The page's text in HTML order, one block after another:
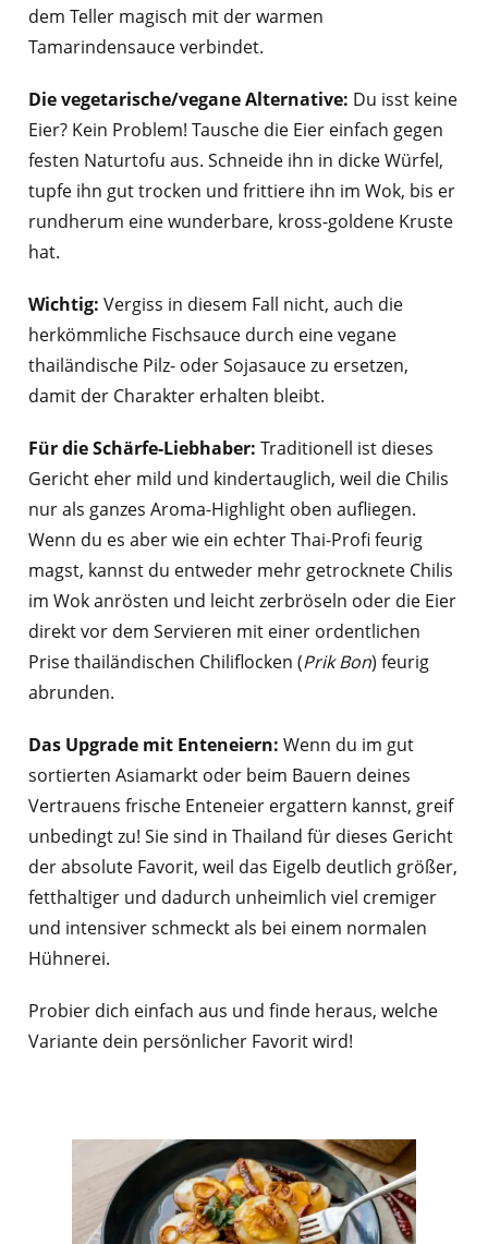
dem Teller magisch mit der warmen
Tamarindensauce verbindet.
Die vegetarische/vegane Alternative: Du isst keine
Eier? Kein Problem! Tausche die Eier einfach gegen
festen Naturtofu aus. Schneide ihn in dicke Würfel,
tupfe ihn gut trocken und frittiere ihn im Wok, bis er
rundherum eine wunderbare, kross-goldene Kruste
hat.
Wichtig: Vergiss in diesem Fall nicht, auch die
herkömmliche Fischsauce durch eine vegane
thailändische Pilz- oder Sojasauce zu ersetzen,
damit der Charakter erhalten bleibt.
Für die Schärfe-Liebhaber: Traditionell ist dieses
Gericht eher mild und kindertauglich, weil die Chilis
nur als ganzes Aroma-Highlight oben aufliegen.
Wenn du es aber wie ein echter Thai-Profi feurig
magst, kannst du entweder mehr getrocknete Chilis
im Wok anrösten und leicht zerbröseln oder die Eier
direkt vor dem Servieren mit einer ordentlichen
Prise thailändischen Chiliflocken (Prik Bon) feurig
abrunden.
Das Upgrade mit Enteneiern: Wenn du im gut
sortierten Asiamarkt oder beim Bauern deines
Vertrauens frische Enteneier ergattern kannst, greif
unbedingt zu! Sie sind in Thailand für dieses Gericht
der absolute Favorit, weil das Eigelb deutlich größer,
fetthaltiger und dadurch unheimlich viel cremiger
und intensiver schmeckt als bei einem normalen
Hühnerei.
Probier dich einfach aus und finde heraus, welche
Variante dein persönlicher Favorit wird!